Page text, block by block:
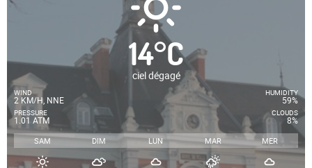
14°C
ciel dégagé
WIND
2 KM/H, NNE
PRESSURE
1.01 ATM
HUMIDITY
59%
CLOUDS
8%
SAM DIM LUN MAR MER